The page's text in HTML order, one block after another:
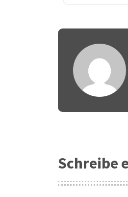
Schreibe